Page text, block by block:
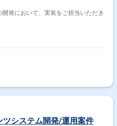
発において、実装をご担当いただき
ツシステム開発/運用案件